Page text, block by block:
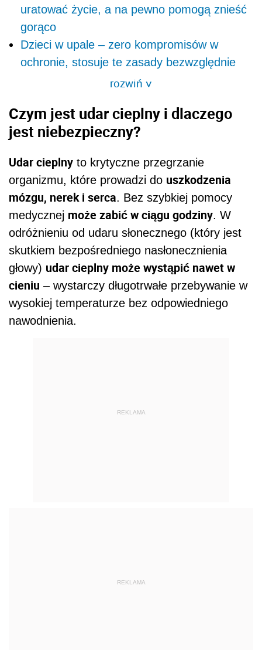
uratować życie, a na pewno pomogą znieść
gorąco
Dzieci w upale – zero kompromisów w
ochronie, stosuje te zasady bezwzględnie
rozwiń>
Czym jest udar cieplny i dlaczego
jest niebezpieczny?
Udar cieplny to krytyczne przegrzanie
organizmu, które prowadzi do uszkodzenia
mózgu, nerek i serca. Bez szybkiej pomocy
medycznej może zabić w ciągu godziny. W
odróżnieniu od udaru słonecznego (który jest
skutkiem bezpośredniego nasłonecznienia
głowy) udar cieplny może wystąpić nawet w
cieniu – wystarczy długotrwałe przebywanie w
wysokiej temperaturze bez odpowiedniego
nawodnienia.
REKLAMA
REKLAMA